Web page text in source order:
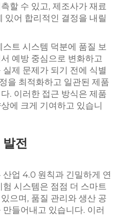
할 수 있고, 제조사가 재료
있어 합리적인 결정을 내릴
트 시스템 덕분에 품질 보
예방 중심으로 변화하고
제 문제가 되기 전에 식별
을 최적화하고 일관된 제품
. 이러한 접근 방식은 제품
에 크게 기여하고 있습니
전
업 4.0 원칙과 긴밀하게 연
시스템은 점점 더 스마트
으며, 품질 관리와 생산 공
들어내고 있습니다. 이러